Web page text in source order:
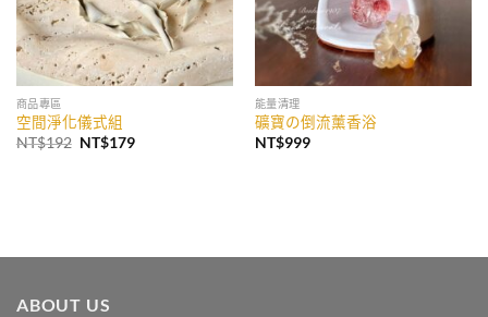
商品專區
空間淨化儀式組
NT$192 原
NT$179目
能量清理
礦寶の倒流薰香浴
NT$999
ABOUT US